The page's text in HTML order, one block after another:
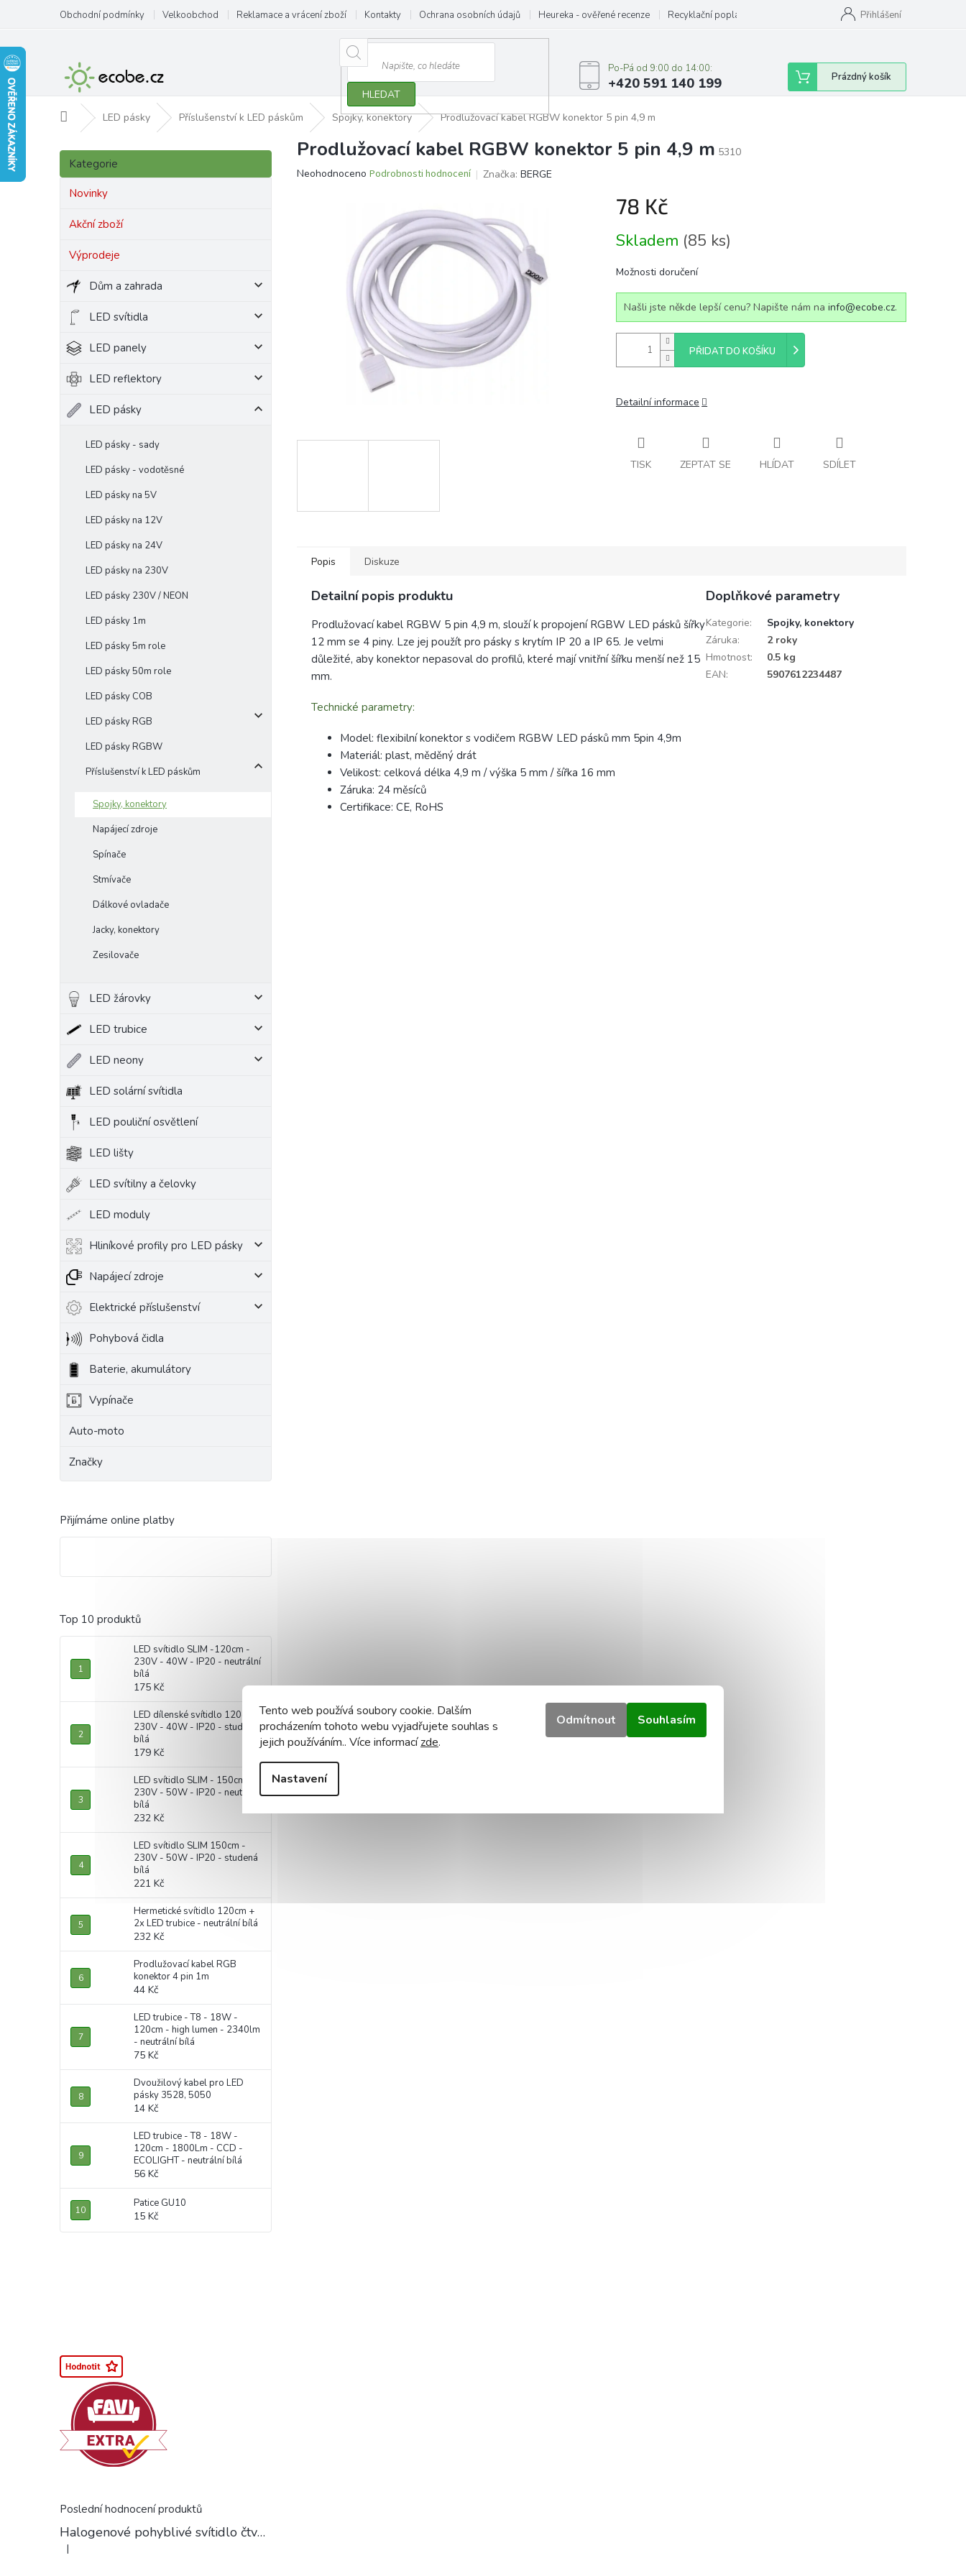
Tento web používá soubory cookie. Dalším
procházením tohoto webu vyjadřujete souhlas s
jejich používáním.. Více informacízde.
Nastavení
Odmítnout Souhlasím
obsah
Obchodní podmínky Velkoobchod Reklamace a vrácení zboží Kontakty Ochrana osobních údajů Heureka - ověřené recenze Recyklační poplatky Přihlášení
HLEDAT
Po-Pá od 9:00 do 14:00:
+420 591 140 199
Nákupní
košík
Prázdný košík
Domů LED pásky Příslušenství k LED páskům Spojky, konektory Prodlužovací kabel RGBW konektor 5 pin 4,9 m
P
s
p
Přeskočit
kategorie
Kategorie
Novinky
Akční zboží
Výprodeje
Dům a zahrada
LED svítidla
LED panely
LED reflektory
LED pásky
LED pásky - sady
LED pásky - vodotěsné
LED pásky na 5V
LED pásky na 12V
LED pásky na 24V
LED pásky na 230V
LED pásky 230V / NEON
LED pásky 1m
LED pásky 5m role
LED pásky 50m role
LED pásky COB
LED pásky RGB
LED pásky RGBW
Příslušenství k LED páskům
Spojky, konektory
Napájecí zdroje
Spínače
Stmívače
Dálkové ovladače
Jacky, konektory
Zesilovače
LED žárovky
LED trubice
LED neony
LED solární svítidla
LED pouliční osvětlení
LED lišty
LED svítilny a čelovky
LED moduly
Hliníkové profily pro LED pásky
Napájecí zdroje
Elektrické příslušenství
Pohybová čidla
Baterie, akumulátory
Vypínače
Auto-moto
Značky
Přijímáme online platby
Top 10 produktů
LED svítidlo SLIM -120cm -
230V - 40W - IP20 - neutrální
bílá
175 Kč
LED dílenské svítidlo 120cm -
230V - 40W - IP20 - studená
bílá
179 Kč
LED svítidlo SLIM - 150cm -
230V - 50W - IP20 - neutrální
bílá
232 Kč
LED svítidlo SLIM 150cm -
230V - 50W - IP20 - studená
bílá
221 Kč
Hermetické svítidlo 120cm +
2x LED trubice - neutrální bílá
232 Kč
Prodlužovací kabel RGB
konektor 4 pin 1m
44 Kč
LED trubice - T8 - 18W -
120cm - high lumen - 2340lm
- neutrální bílá
75 Kč
Dvoužilový kabel pro LED
pásky 3528, 5050
14 Kč
LED trubice - T8 - 18W -
120cm - 1800Lm - CCD -
ECOLIGHT - neutrální bílá
56 Kč
Patice GU10
15 Kč
Poslední hodnocení produktů
Halogenové pohyblivé svítidlo čtvercové chrom
Hodnocení produktu je 5 z 5 hvězdiček.
|
Prodlužovací kabel RGBW konektor 5 pin 4,9 m 5310
Průměrné
Neohodnoceno Podrobnosti hodnocení Značka: BERGE
78 Kč
cena:
Skladem (85 ks)
Možnosti doručení
Našli jste někde lepší cenu? Napište nám na info@ecobe.cz.
PŘIDAT DO KOŠÍKU
Detailní informace
TISK ZEPTAT SE HLÍDAT SDÍLET
Popis Diskuze
Detailní popis produktu
Prodlužovací kabel RGBW 5 pin 4,9 m, slouží k propojení RGBW LED pásků šířky
12 mm se 4 piny. Lze jej použít pro pásky s krytím IP 20 a IP 65. Je velmi
důležité, aby konektor nepasoval do profilů, které mají vnitřní šířku menší než 15
mm.
Technické parametry:
Model: flexibilní konektor s vodičem RGBW LED pásků mm 5pin 4,9m
Materiál: plast, měděný drát
Velikost: celková délka 4,9 m / výška 5 mm / šířka 16 mm
Záruka: 24 měsíců
Certifikace: CE, RoHS
Doplňkové parametry
Kategorie:
Spojky, konektory
Záruka:
2 roky
Hmotnost:
0.5 kg
EAN: 5907612234487